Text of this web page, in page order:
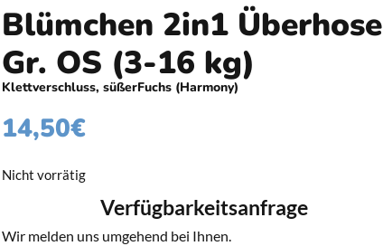
Blümchen 2in1 Überhose
Gr. OS (3-16 kg)
Klettverschluss, süßerFuchs (Harmony)
14,50€
Nicht vorrätig
Verfügbarkeitsanfrage
Wir melden uns umgehend bei Ihnen.